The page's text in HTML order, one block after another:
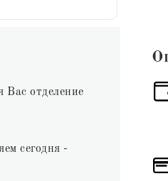
Вас отделение
сегодня -